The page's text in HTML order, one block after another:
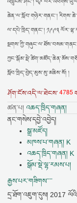
ཆེན་ལ་སློབ་གཉེར་གནང་།
ལ་དཔེ་ཁྲིད་གནང་། ༡༩༩༣
སློབ་ཁྲིད་བྱེད་མུས་སུ་མཆིས་སོ། །
ཤོག་ངོས་འདི་ལ་ཐེངས་4785
ཚན་པ། འཆད་ཁྲིད་གཞན།
ནང་གསེས་དབྱེ་འབྱེད།
སྒྲ་མཛོད།
མཁས་པ་གཞན། K
འཆད་ཁྲིད་གཞན། K
སྒོམ་སྡེ་ལྷ་རམས་པ།
རྒྱས་པར་གཟིགས་་་་
དྲ་ཐོག་འཇུག་དུས། 2017